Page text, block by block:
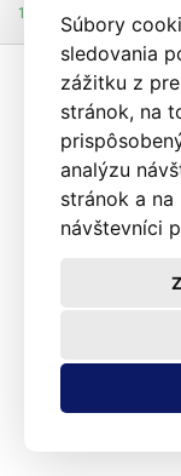
Súbory
sledovania
zážitku z
stránok, na
analýzu
stránok a
návštevníci
12.08.2026 môže byť u